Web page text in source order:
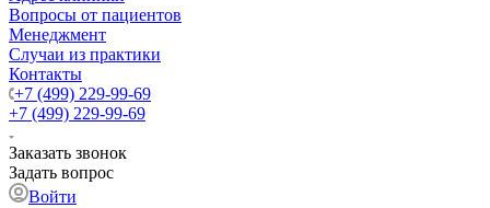
Вопросы от пациентов
Менеджмент
Случаи из практики
Контакты
+7 (499) 229-99-69
+7 (499) 229-99-69
Заказать звонок
Задать вопрос
Войти